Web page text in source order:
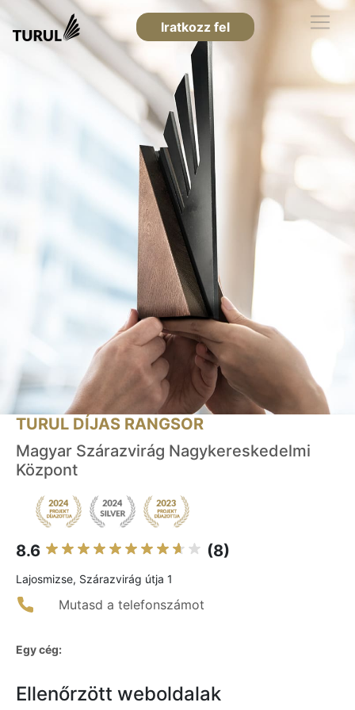
Iratkozz fel
TURUL DÍJAS RANGSOR
Magyar Szárazvirág Nagykereskedelmi
Központ
8.6 (8)
Lajosmizse, Szárazvirág útja 1
Mutasd a telefonszámot
Egy cég:
Ellenőrzött weboldalak